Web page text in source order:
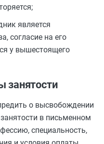
является
согласие на его
у вышестоящего
занятости
о высвобождении
в письменном
специальность,